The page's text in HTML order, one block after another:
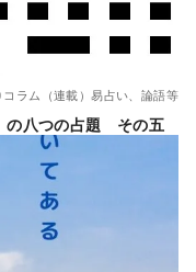
コラム（連載）易占い、論語等
の八つの占題 その五